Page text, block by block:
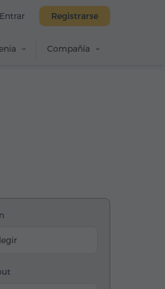
Entrar Registrarse
Compañía